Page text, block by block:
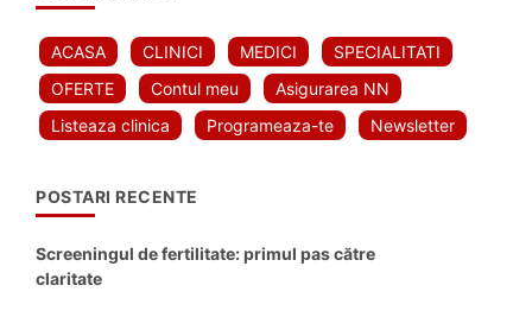
ACASA CLINICI MEDICI
SPECIALITATI
OFERTE
Contul meu
Asigurarea NN
Listeaza clinica
Programeaza-te Newsletter
POSTARI RECENTE
Screeningul de fertilitate: primul pas către
claritate